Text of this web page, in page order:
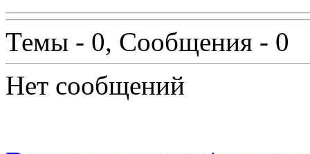
Темы - 0, Сообщения - 0
Нет сообщений